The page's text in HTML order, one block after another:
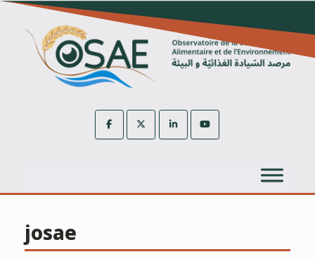
Skip
content
josae